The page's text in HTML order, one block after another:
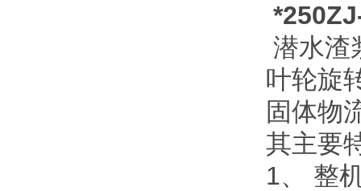
潜水渣
叶轮旋
固体物
其主要
1、 整